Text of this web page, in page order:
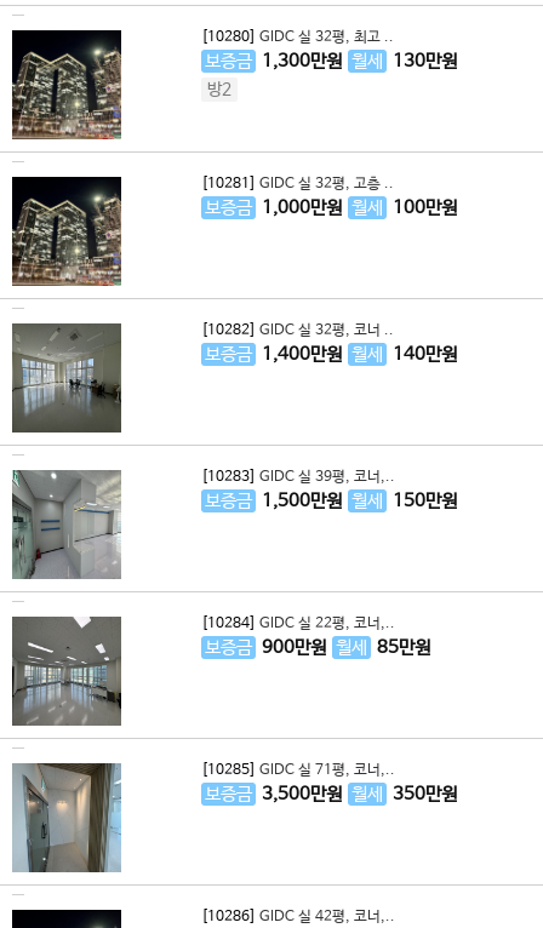
[10280] GIDC 실 32평, 최고 ..
보증금 1,300만원 월세 130만원
방2
[10281] GIDC 실 32평, 고층 ..
보증금 1,000만원 월세 100만원
[10282] GIDC 실 32평, 코너 ..
보증금 1,400만원 월세 140만원
[10283] GIDC 실 39평, 코너,..
보증금 1,500만원 월세 150만원
[10284] GIDC 실 22평, 코너,..
보증금 900만원 월세 85만원
[10285] GIDC 실 71평, 코너,..
보증금 3,500만원 월세 350만원
[10286] GIDC 실 42평, 코너,..